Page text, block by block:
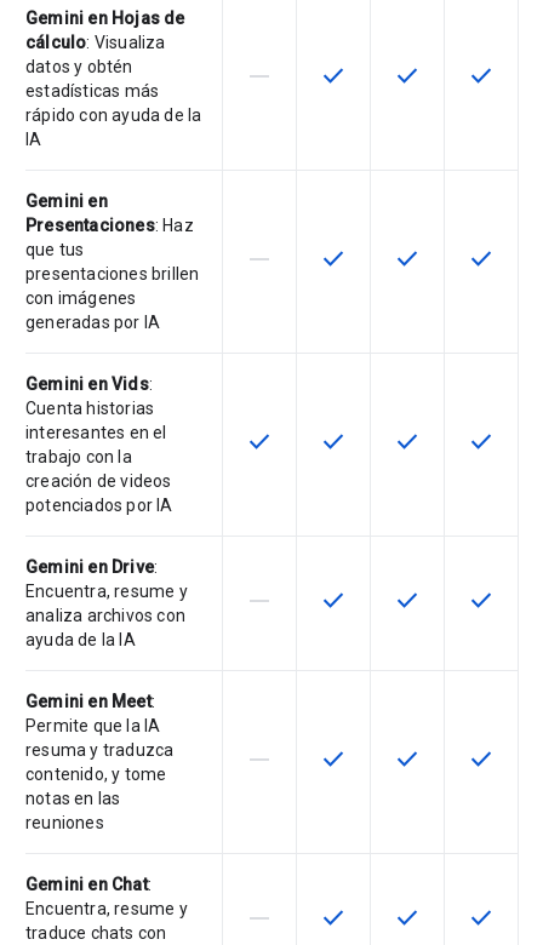
Gemini en Hojas de
cálculo: Visualiza
datos y obtén
estadísticas más
rápido con ayuda de la
IA
Esta función no está disponible en
horizontal_rule Esta función está
check Esta función
check Esta
check
Gemini en
Presentaciones: Haz
que tus
presentaciones brillen
con imágenes
generadas por IA
Esta función no está disponible en
horizontal_rule Esta función está
check Esta función
check Esta
check
Gemini en Vids:
Cuenta historias
interesantes en el
trabajo con la
creación de videos
potenciados por IA
Esta función está disponible en
check Esta función está
check Esta función
check Esta
check
Gemini en Drive:
Encuentra, resume y
analiza archivos con
ayuda de la IA
Esta función no está disponible en
horizontal_rule Esta función está
check Esta función
check Esta
check
Gemini en Meet:
Permite que la IA
resuma y traduzca
contenido, y tome
notas en las
reuniones
Esta función no está disponible en
horizontal_rule Esta función está
check Esta función
check Esta
check
Gemini en Chat:
Encuentra, resume y
traduce chats con
Esta función no está disponible en
horizontal_rule Esta función está
check Esta función
check Esta
check